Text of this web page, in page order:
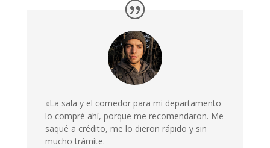
«La sala y el comedor para mi departamento
lo compré ahí, porque me recomendaron. Me
saqué a crédito, me lo dieron rápido y sin
mucho trámite.